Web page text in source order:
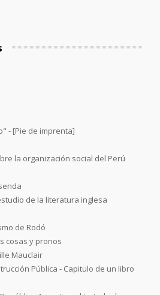
- [Pie de imprenta]
la organización social del Perú
de la literatura inglesa
de Rodó
cosas y pronos
Mauclair
Pública - Capitulo de un libro